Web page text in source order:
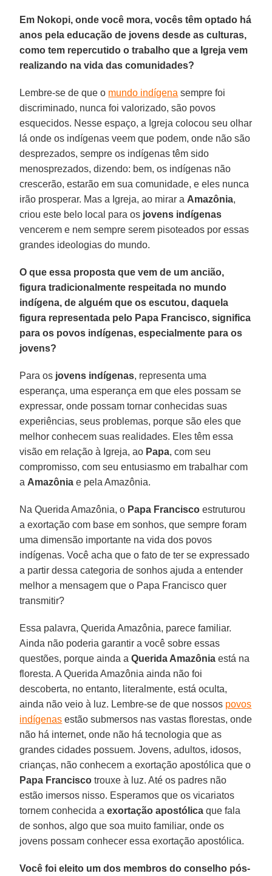
Em Nokopi, onde você mora, vocês têm optado há
anos pela educação de jovens desde as culturas,
como tem repercutido o trabalho que a Igreja vem
realizando na vida das comunidades?
Lembre-se de que o mundo indígena sempre foi
discriminado, nunca foi valorizado, são povos
esquecidos. Nesse espaço, a Igreja colocou seu olhar
lá onde os indígenas veem que podem, onde não são
desprezados, sempre os indígenas têm sido
menosprezados, dizendo: bem, os indígenas não
crescerão, estarão em sua comunidade, e eles nunca
irão prosperar. Mas a Igreja, ao mirar a Amazônia,
criou este belo local para os jovens indígenas
vencerem e nem sempre serem pisoteados por essas
grandes ideologias do mundo.
O que essa proposta que vem de um ancião,
figura tradicionalmente respeitada no mundo
indígena, de alguém que os escutou, daquela
figura representada pelo Papa Francisco, significa
para os povos indígenas, especialmente para os
jovens?
Para os jovens indígenas, representa uma
esperança, uma esperança em que eles possam se
expressar, onde possam tornar conhecidas suas
experiências, seus problemas, porque são eles que
melhor conhecem suas realidades. Eles têm essa
visão em relação à Igreja, ao Papa, com seu
compromisso, com seu entusiasmo em trabalhar com
a Amazônia e pela Amazônia.
Na Querida Amazônia, o Papa Francisco estruturou
a exortação com base em sonhos, que sempre foram
uma dimensão importante na vida dos povos
indígenas. Você acha que o fato de ter se expressado
a partir dessa categoria de sonhos ajuda a entender
melhor a mensagem que o Papa Francisco quer
transmitir?
Essa palavra, Querida Amazônia, parece familiar.
Ainda não poderia garantir a você sobre essas
questões, porque ainda aQuerida Amazônia está na
floresta. A Querida Amazônia ainda não foi
descoberta, no entanto, literalmente, está oculta,
ainda não veio à luz. Lembre-se de que nossos povos
indígenas estão submersos nas vastas florestas, onde
não há internet, onde não há tecnologia que as
grandes cidades possuem. Jovens, adultos, idosos,
crianças, não conhecem a exortação apostólica que o
Papa Francisco trouxe à luz. Até os padres não
estão imersos nisso. Esperamos que os vicariatos
tornem conhecida aexortação apostólica que fala
de sonhos, algo que soa muito familiar, onde os
jovens possam conhecer essa exortação apostólica.
Você foi eleito um dos membros do conselho pós-